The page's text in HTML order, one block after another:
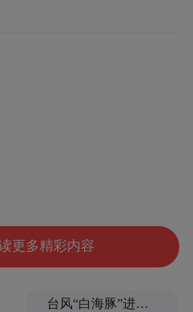
更多精彩内容
台风“白海豚”进入24小时警戒线，最新登陆点预判